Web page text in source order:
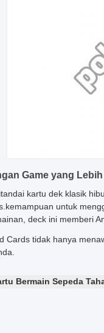
Game yang
kartu dek klasik
untuk
deck ini memberi
Cards tidak hanya
Bermain Sepeda